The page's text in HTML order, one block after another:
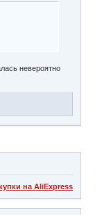
невероятно
на AliExpress